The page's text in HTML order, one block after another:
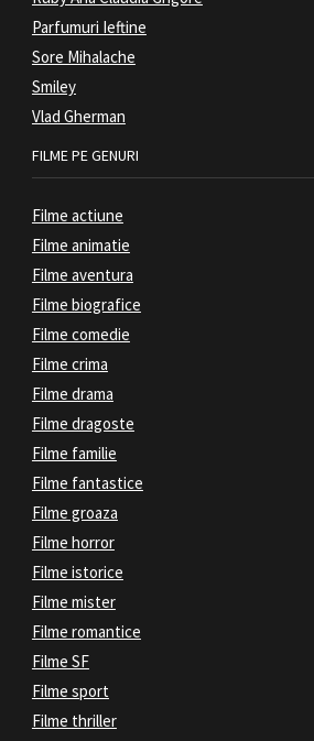
Parfumuri Ieftine
Sore Mihalache
Smiley
Vlad Gherman
FILME PE GENURI
Filme actiune
Filme animatie
Filme aventura
Filme biografice
Filme comedie
Filme crima
Filme drama
Filme dragoste
Filme familie
Filme fantastice
Filme groaza
Filme horror
Filme istorice
Filme mister
Filme romantice
Filme SF
Filme sport
Filme thriller